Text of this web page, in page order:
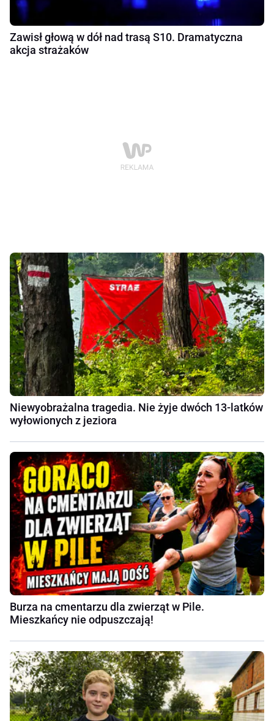
Zawisł głową w dół nad trasą S10. Dramatyczna
akcja strażaków
Niewyobrażalna tragedia. Nie żyje dwóch 13-latków
wyłowionych z jeziora
Burza na cmentarzu dla zwierząt w Pile.
Mieszkańcy nie odpuszczają!